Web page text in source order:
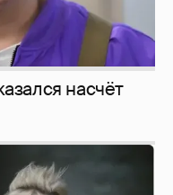
насчёт